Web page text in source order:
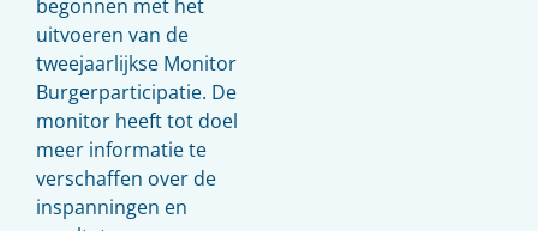
begonnen met het
uitvoeren van de
tweejaarlijkse Monitor
Burgerparticipatie. De
monitor heeft tot doel
meer informatie te
verschaffen over de
inspanningen en